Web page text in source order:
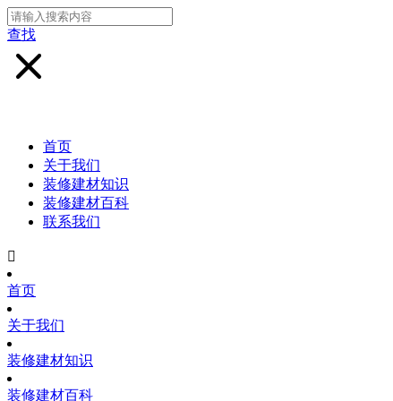
查找
首页
关于我们
装修建材知识
装修建材百科
联系我们

首页
关于我们
装修建材知识
装修建材百科